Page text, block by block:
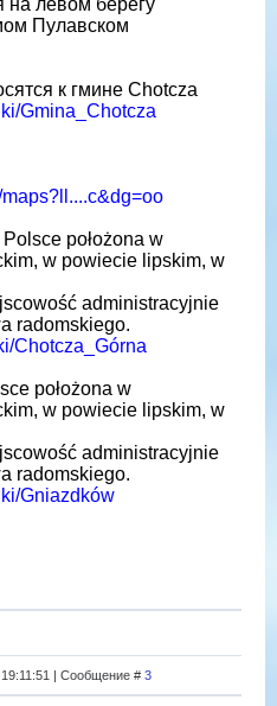
на левом берегу
Пулавском
к гмине Chotcza
Gmina_Chotcza
położona w
w powiecie lipskim, w
administracyjnie
radomskiego.
Chotcza_Górna
położona w
w powiecie lipskim, w
administracyjnie
radomskiego.
Gniazdków
19:11:51 | Сообщение # 3